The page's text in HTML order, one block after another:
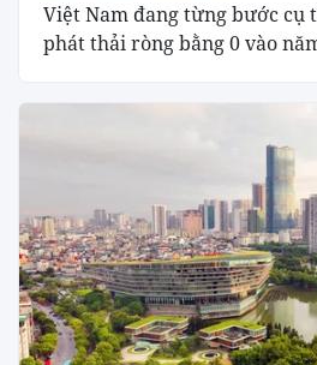
Việt Nam đang từng bước cụ
phát thải ròng bằng 0 vào